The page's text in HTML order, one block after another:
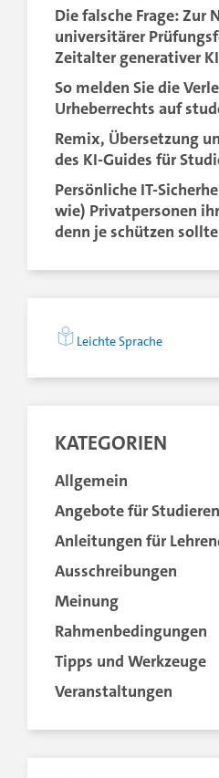
Die falsche Frage: Zur
universitärer
Zeitalter generativer KI
So melden Sie die
Urheberrechts auf
Remix, Übersetzung
des KI-Guides für
Persönliche IT-
wie) Privatpersonen
denn je schützen
Leichte Sprache
KATEGORIEN
Allgemein
Angebote für
Anleitungen für
Ausschreibungen
Meinung
Rahmenbedingungen
Tipps und Werkzeuge
Veranstaltungen